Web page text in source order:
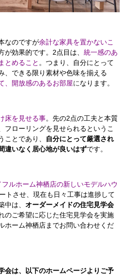
なのですが余計な家具を置かないこ
が効果的です。2点目は、 統一感のあ
とめること 。つまり、自分にとって
、できる限り素材や色味を揃える
、開放感のあるお部屋になります。
床を見せる事。先の2点の工夫と本質
フローリングを見せられるというこ
ことであり、
自分にとって厳選され
違いなく居心地が良いはずです。
ルホーム神栖店の新しいモデルハウ
トさせ、現在も日々工事は進捗して
中は、 オーダーメイドの住宅見学会
のご希望に応じた住宅見学会を実施
ホーム神栖店までお問い合わせくだ
会は、以下のホームページよりご予